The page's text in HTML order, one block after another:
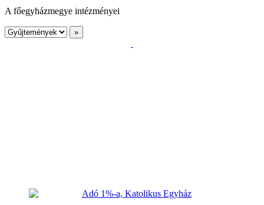
A főegyházmegye intézményei